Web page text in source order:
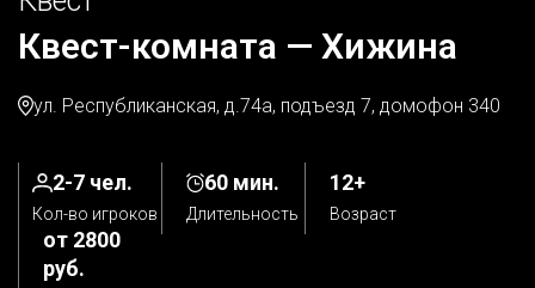
Квест-комната — Хижина
ул. Республиканская, д.74а, подъезд 7, домофон 340
2-7 чел.
Кол-во игроков
60 мин.
Длительность
12+
Возраст
от 2800
руб.